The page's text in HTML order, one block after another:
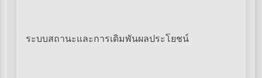
ระบบสถานะและการเดิมพันผลประโยชน์